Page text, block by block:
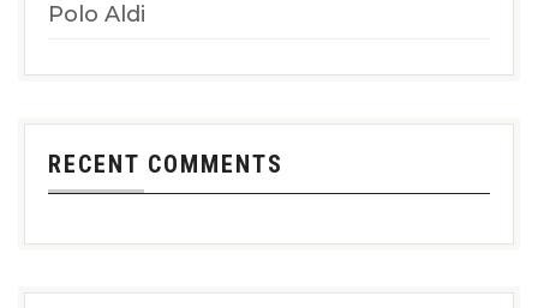
Polo Aldi
RECENT COMMENTS